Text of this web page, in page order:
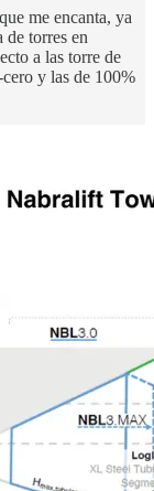
me encanta, ya
de torres en
a las torre de
y las de 100%